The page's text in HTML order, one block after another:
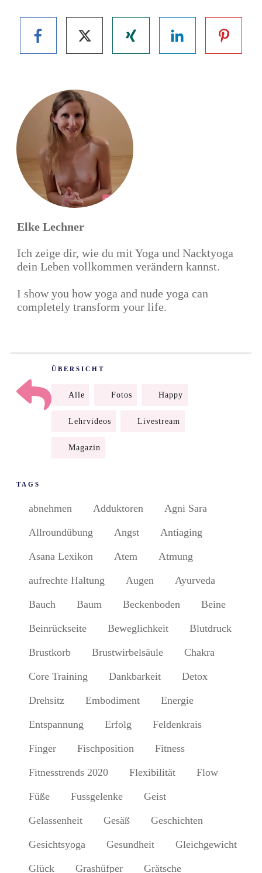
Elke Lechner
Ich zeige dir, wie du mit Yoga und Nacktyoga
dein Leben vollkommen verändern kannst.
I show you how yoga and nude yoga can
completely transform your life.
ÜBERSICHT
Alle Fotos Happy
Lehrvideos Livestream
Magazin
TAGS
abnehmen Adduktoren Agni Sara
Allroundübung Angst Antiaging
Asana Lexikon Atem Atmung
aufrechte Haltung Augen Ayurveda
Bauch Baum Beckenboden Beine
Beinrückseite Beweglichkeit Blutdruck
Brustkorb Brustwirbelsäule Chakra
Core Training Dankbarkeit Detox
Drehsitz Embodiment Energie
Entspannung Erfolg Feldenkrais
Finger Fischposition Fitness
Fitnesstrends 2020 Flexibilität Flow
Füße Fussgelenke Geist
Gelassenheit Gesäß Geschichten
Gesichtsyoga Gesundheit Gleichgewicht
Glück Grashüfper Grätsche